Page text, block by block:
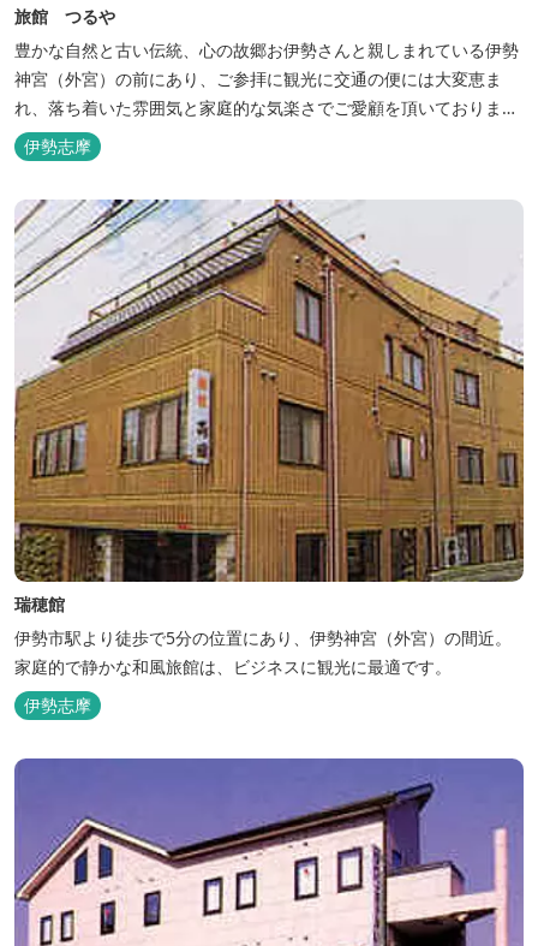
旅館 つるや
豊かな自然と古い伝統、心の故郷お伊勢さんと親しまれている伊勢
神宮（外宮）の前にあり、ご参拝に観光に交通の便には大変恵ま
れ、落ち着いた雰囲気と家庭的な気楽さでご愛顧を頂いておりま
す。
伊勢志摩
瑞穂館
伊勢市駅より徒歩で5分の位置にあり、伊勢神宮（外宮）の間近。
家庭的で静かな和風旅館は、ビジネスに観光に最適です。
伊勢志摩